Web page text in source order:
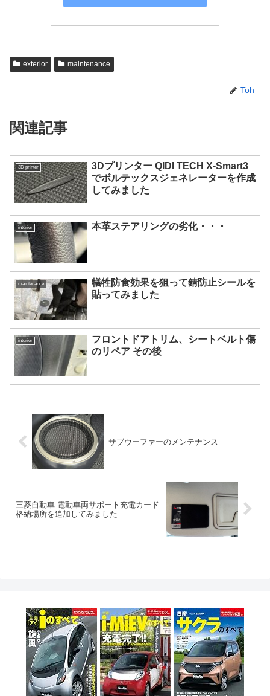
exterior maintenance
Toh
関連記事
3D printer
3Dプリンター QIDI TECH X-Smart3
でボルテックスジェネレーターを作成
してみました
interior 本革ステアリングの劣化・・・
maintenance
犠牲防食効果を狙って錆防止シールを
貼ってみました
interior
フロントドアトリム、シートベルト傷
のリペア その後
サブウーファーのメンテナンス
三菱自動車 電動車両サポート充電カード
格納場所を追加してみました